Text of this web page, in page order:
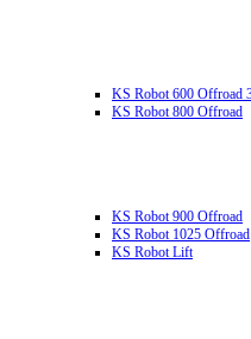
KS Robot 600 Offroad
KS Robot 800 Offroad
KS Robot 900 Offroad
KS Robot 1025 Offroad
KS Robot Lift